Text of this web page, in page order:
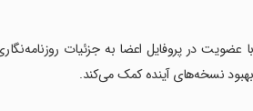
‏با عضویت در پروفایل اعضا به جزئیات
بهبود نسخه‌های آینده کمک می‌کند.